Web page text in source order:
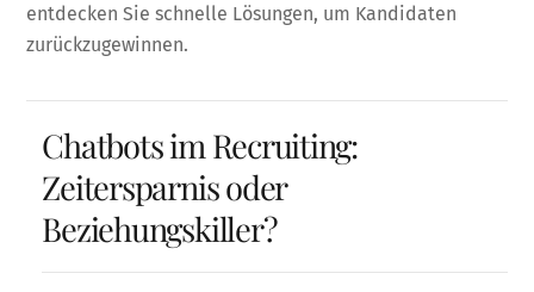
entdecken Sie schnelle Lösungen, um Kandidaten
zurückzugewinnen.
Chatbots im Recruiting:
Zeitersparnis oder
Beziehungskiller?